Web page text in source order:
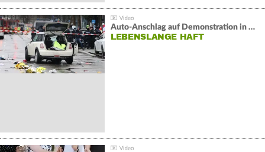
Auto-Anschlag auf Demonstration in München:
LEBENSLANGE HAFT